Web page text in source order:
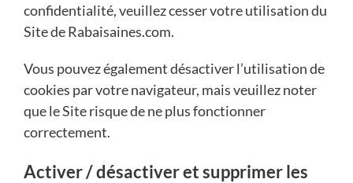
confidentialité, veuillez cesser votre utilisation du
Site de Rabaisaines.com.
Vous pouvez également désactiver l’utilisation de
cookies par votre navigateur, mais veuillez noter
que le Site risque de ne plus fonctionner
correctement.
Activer / désactiver et supprimer les